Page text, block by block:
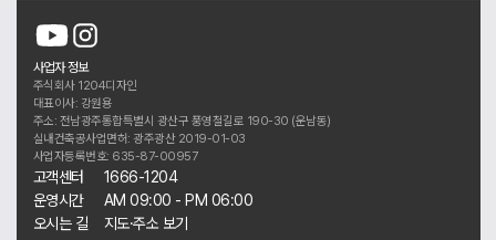
사업자 정보
주식회사 1204디자인
대표이사: 강원용
주소: 전남광주통합특별시 광산구 풍영철길로 190-30 (운남동)
실내건축공사업면허: 광주광산 2019-01-03
사업자등록번호: 635-87-00957
고객센터
1666-1204
운영시간
AM 09:00 - PM 06:00
오시는 길
지도·주소 보기